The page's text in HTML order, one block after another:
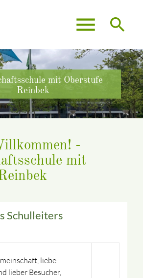
menu search
mit Oberstufe
Reinbek
-
mit
Schulleiters
liebe
lieber Besucher,